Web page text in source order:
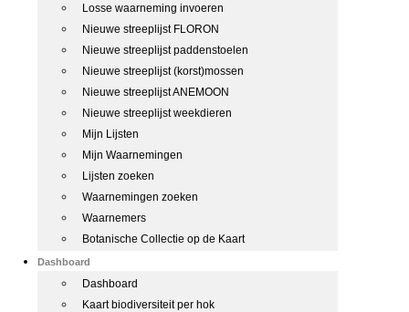
Losse waarneming invoeren
Nieuwe streeplijst FLORON
Nieuwe streeplijst paddenstoelen
Nieuwe streeplijst (korst)mossen
Nieuwe streeplijst ANEMOON
Nieuwe streeplijst weekdieren
Mijn Lijsten
Mijn Waarnemingen
Lijsten zoeken
Waarnemingen zoeken
Waarnemers
Botanische Collectie op de Kaart
Dashboard
Dashboard
Kaart biodiversiteit per hok